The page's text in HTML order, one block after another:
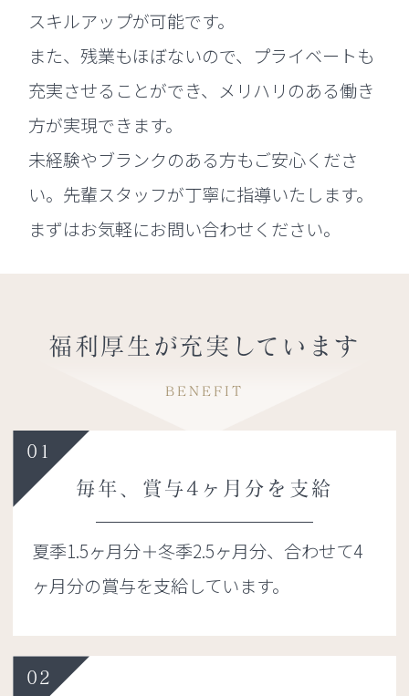
スキルアップが可能です。
また、残業もほぼないので、プライベートも
充実させることができ、メリハリのある働き
方が実現できます。
未経験やブランクのある方もご安心くださ
い。先輩スタッフが丁寧に指導いたします。
まずはお気軽にお問い合わせください。
福利厚生が充実しています
BENEFIT
01
毎年、賞与4ヶ月分を支給
夏季1.5ヶ月分＋冬季2.5ヶ月分、合わせて4
ヶ月分の賞与を支給しています。
02